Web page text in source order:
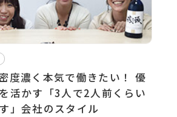
度濃く本気で働きたい！ 優
活かす「3人で2人前くらい
」会社のスタイル